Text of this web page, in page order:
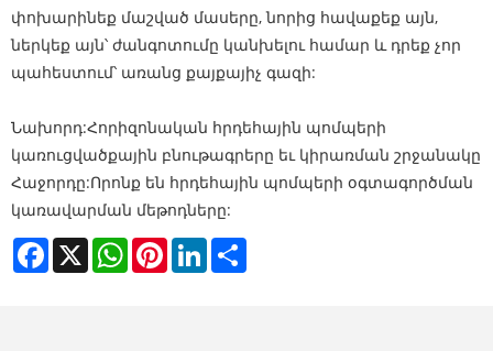
փոխարինեք մաշված մասերը, նորից հավաքեք այն,
ներկեք այն՝ ժանգոտումը կանխելու համար և դրեք չոր
պահեստում՝ առանց քայքայիչ գազի:
Նախորդ:Հորիզոնական հրդեհային պոմպերի
կառուցվածքային բնութագրերը եւ կիրառման շրջանակը
Հաջորդը:Որոնք են հրդեհային պոմպերի օգտագործման
կառավարման մեթոդները:
Facebook
X WhatsAppPinterestLinkedIn